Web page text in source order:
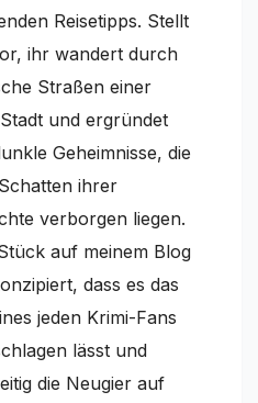
Reisetipps. Stellt
ihr wandert durch
Straßen einer
und ergründet
Geheimnisse, die
ihrer
verborgen liegen.
auf meinem Blog
dass es das
jeden Krimi-Fans
lässt und
die Neugier auf